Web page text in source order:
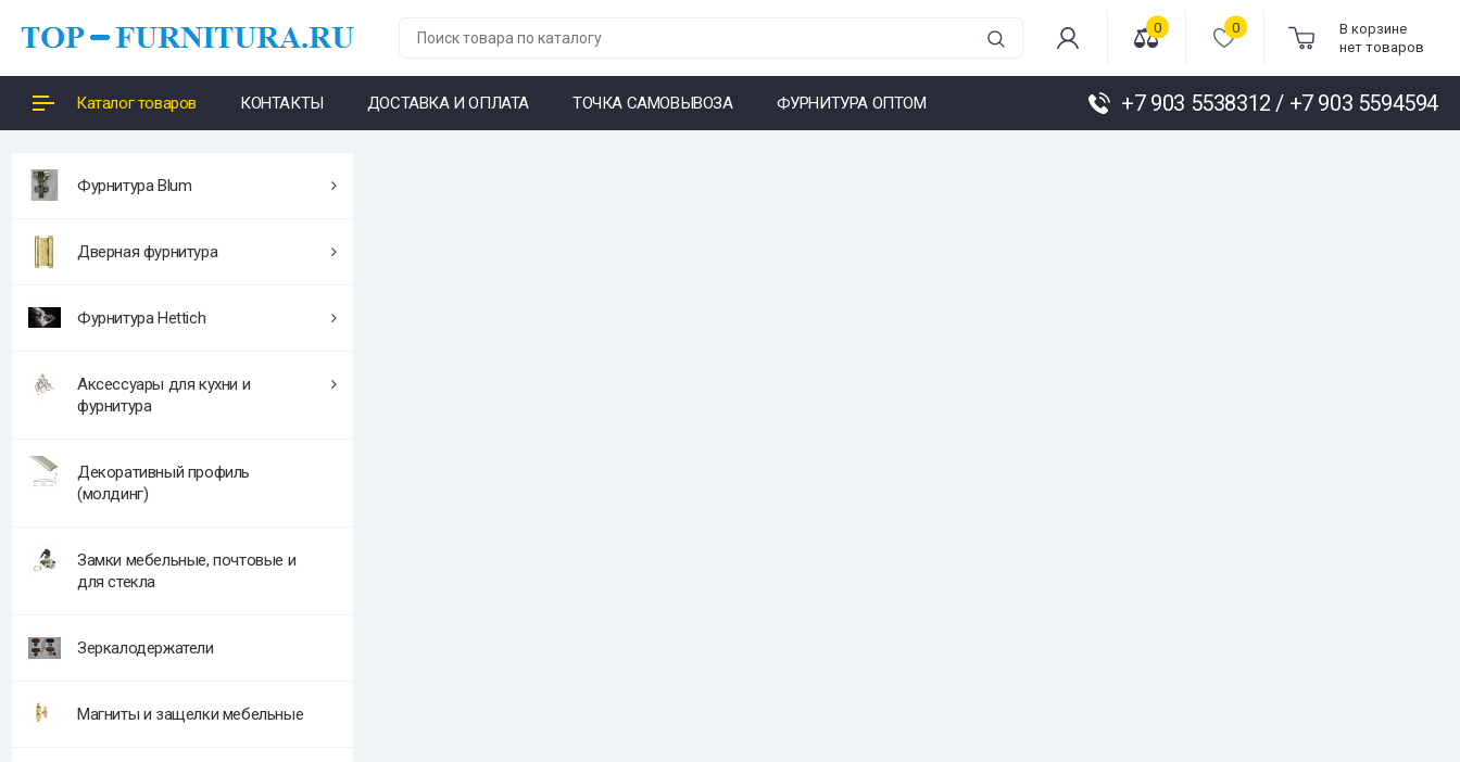
0 0
В корзине
нет товаров
Каталог товаров КОНТАКТЫ ДОСТАВКА И ОПЛАТА ТОЧКА САМОВЫВОЗА ФУРНИТУРА ОПТОМ +7 903 5538312 / +7 903 5594594
Фурнитура Blum
Дверная фурнитура
Фурнитура Hettich
Аксессуары для кухни и
фурнитура
Декоративный профиль
(молдинг)
Замки мебельные, почтовые и
для стекла
Зеркалодержатели
Магниты и защелки мебельные